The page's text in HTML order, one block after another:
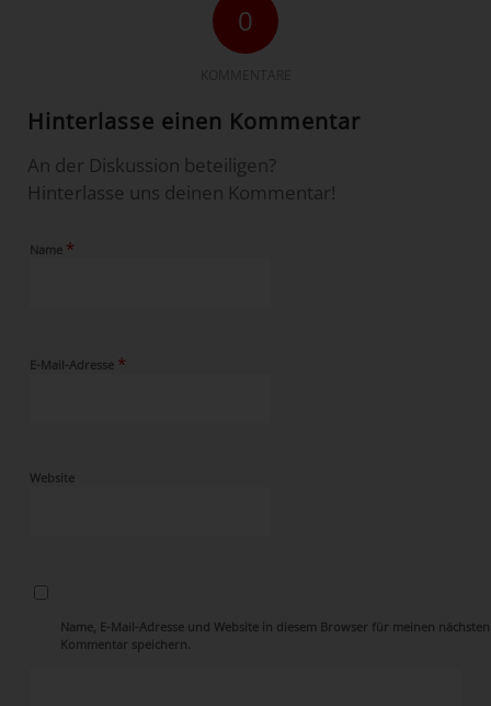
0
Hinterlasse einen Kommentar
An der Diskussion beteiligen?
Hinterlasse uns deinen Kommentar!
Name *
E-Mail-Adresse *
Website
Name, E-Mail-Adresse und Website in diesem Browser für meinen nächsten
Kommentar speichern.